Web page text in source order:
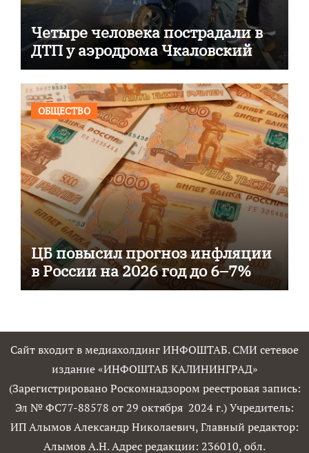
Четыре человека пострадали в
ДТП у аэродрома Чкаловский
ОБЩЕСТВО
ЦБ повысил прогноз инфляции
в России на 2026 год до 6–7%
Сайт входит в медиахолдинг ИНФОШТАБ. СМИ сетевое
издание «ИНФОШТАБ КАЛИНИНГРАД»
(Зарегистрировано Роскомнадзором реестровая запись:
Эл № ФС77-88578 от 29 октября 2024 г.) Учредитель:
ИП Алымов Александр Николаевич, Главный редактор:
Алымов А.Н. Адрес редакции: 236010, обл.